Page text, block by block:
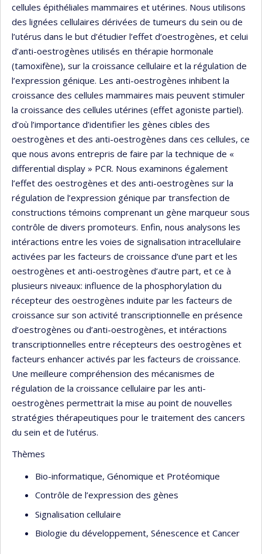
cellules épithéliales mammaires et utérines. Nous utilisons
des lignées cellulaires dérivées de tumeurs du sein ou de
l’utérus dans le but d’étudier l’effet d’oestrogènes, et celui
d’anti-oestrogènes utilisés en thérapie hormonale
(tamoxifène), sur la croissance cellulaire et la régulation de
l’expression génique. Les anti-oestrogènes inhibent la
croissance des cellules mammaires mais peuvent stimuler
la croissance des cellules utérines (effet agoniste partiel).
d’où l’importance d’identifier les gènes cibles des
oestrogènes et des anti-oestrogènes dans ces cellules, ce
que nous avons entrepris de faire par la technique de «
differential display » PCR. Nous examinons également
l’effet des oestrogènes et des anti-oestrogènes sur la
régulation de l’expression génique par transfection de
constructions témoins comprenant un gène marqueur sous
contrôle de divers promoteurs. Enfin, nous analysons les
intéractions entre les voies de signalisation intracellulaire
activées par les facteurs de croissance d’une part et les
oestrogènes et anti-oestrogènes d’autre part, et ce à
plusieurs niveaux: influence de la phosphorylation du
récepteur des oestrogènes induite par les facteurs de
croissance sur son activité transcriptionnelle en présence
d’oestrogènes ou d’anti-oestrogènes, et intéractions
transcriptionnelles entre récepteurs des oestrogènes et
facteurs enhancer activés par les facteurs de croissance.
Une meilleure compréhension des mécanismes de
régulation de la croissance cellulaire par les anti-
oestrogènes permettrait la mise au point de nouvelles
stratégies thérapeutiques pour le traitement des cancers
du sein et de l’utérus.
Thèmes
Bio-informatique, Génomique et Protéomique
Contrôle de l’expression des gènes
Signalisation cellulaire
Biologie du développement, Sénescence et Cancer